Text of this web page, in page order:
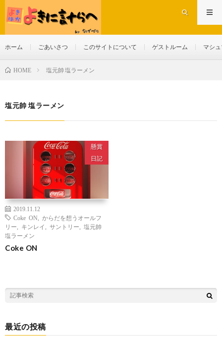
ホーム ごあいさつ このサイトについて ゲストルーム マシ
HOME 塩元帥 塩ラーメン
塩元帥 塩ラーメン
懸賞
日記
2019.11.12
Coke ON
からだを想うオールフ
リー
キンレイ サントリー
塩元帥
塩ラーメン
Coke ON
最近の投稿